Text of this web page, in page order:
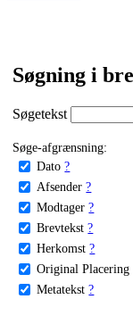
Søgning i
Søgetekst
Søge-afgrænsning:
Dato ?
Afsender ?
Modtager ?
Brevtekst ?
Herkomst ?
Original Placering
Metatekst ?